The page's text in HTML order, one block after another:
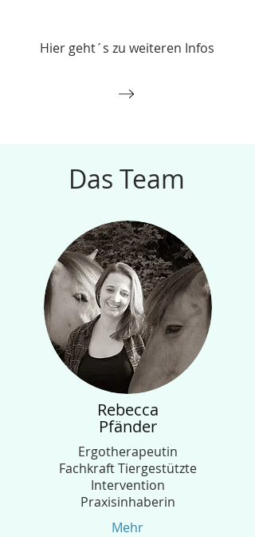
Hier geht´s zu weiteren Infos
Das Team
Rebecca
Pfänder
Ergotherapeutin
Fachkraft Tiergestützte
Intervention
Praxisinhaberin
Mehr